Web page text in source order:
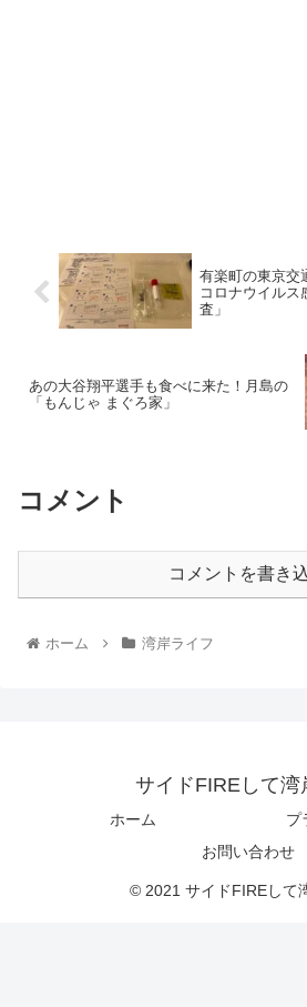
有楽町の東京交
コロナウイルス
査」
あの大谷翔平選手も食べに来た！月島の
「もんじゃ まぐろ家」
コメント
コメントを書き
ホーム 湾岸ライフ
サイドFIREして湾
ホーム
プ
お問い合わせ
© 2021 サイドFIREして